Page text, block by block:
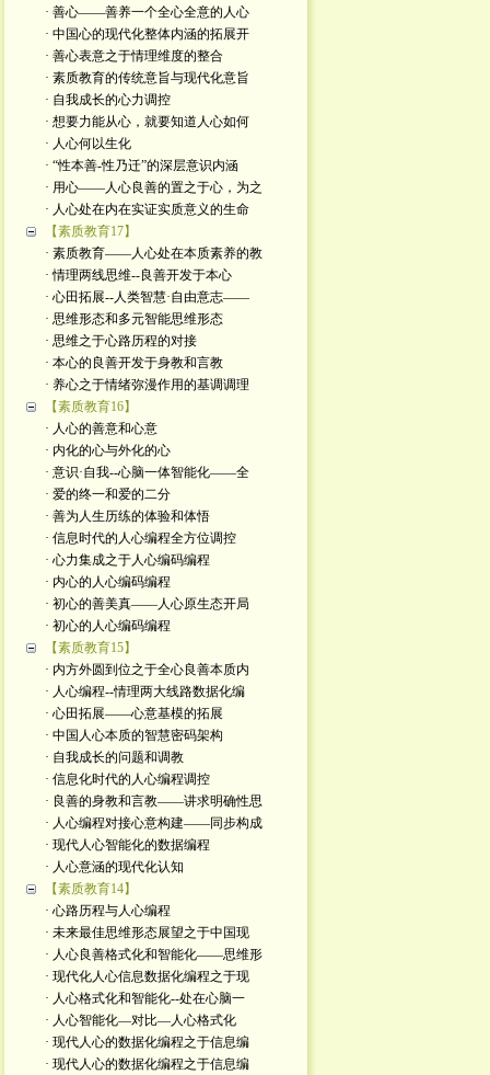
· 善心——善养一个全心全意的人心
· 中国心的现代化整体内涵的拓展开
· 善心表意之于情理维度的整合
· 素质教育的传统意旨与现代化意旨
· 自我成长的心力调控
· 想要力能从心，就要知道人心如何
· 人心何以生化
· “性本善-性乃迁”的深层意识内涵
· 用心——人心良善的置之于心，为之
· 人心处在内在实证实质意义的生命
【素质教育17】
· 素质教育——人心处在本质素养的教
· 情理两线思维--良善开发于本心
· 心田拓展--人类智慧·自由意志——
· 思维形态和多元智能思维形态
· 思维之于心路历程的对接
· 本心的良善开发于身教和言教
· 养心之于情绪弥漫作用的基调调理
【素质教育16】
· 人心的善意和心意
· 内化的心与外化的心 ​
· 意识·自我--心脑一体智能化——全
· 爱的终一和爱的二分
· 善为人生历练的体验和体悟
· 信息时代的人心编程全方位调控
· 心力集成之于人心编码编程
· 内心的人心编码编程
· 初心的善美真——人心原生态开局
· 初心的人心编码编程
【素质教育15】
· 内方外圆到位之于全心良善本质内
· 人心编程--情理两大线路数据化编
· 心田拓展——心意基模的拓展
· 中国人心本质的智慧密码架构
· 自我成长的问题和调教
· 信息化时代的人心编程调控
· 良善的身教和言教——讲求明确性思
· 人心编程对接心意构建——同步构成
· 现代人心智能化的数据编程
· 人心意涵的现代化认知
【素质教育14】
· 心路历程与人心编程
· 未来最佳思维形态展望之于中国现
· 人心良善格式化和智能化——思维形
· 现代化人心信息数据化编程之于现
· 人心格式化和智能化--处在心脑一
· 人心智能化—对比—人心格式化
· 现代人心的数据化编程之于信息编
· 现代人心的数据化编程之于信息编